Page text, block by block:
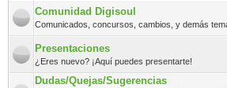
Comunidad Digisoul
Comunicados, concursos, cambios, y demás
Presentaciones
¿Eres nuevo? ¡Aquí puedes presentarte!
Dudas/Quejas/Sugerencias